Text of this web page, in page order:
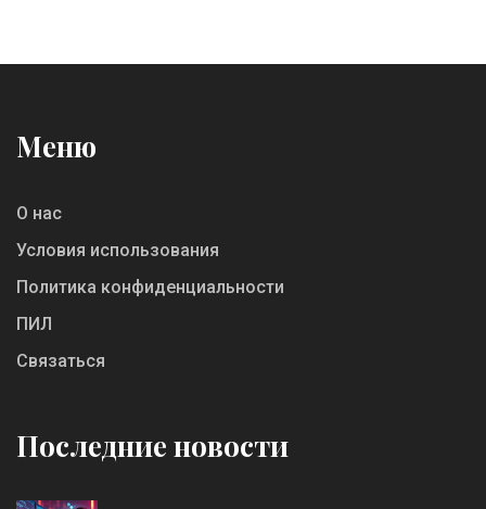
Меню
О нас
Условия использования
Политика конфиденциальности
ПИЛ
Связаться
Последние новости